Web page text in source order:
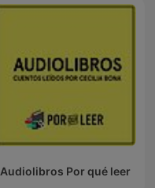
Audiolibros Por qué leer